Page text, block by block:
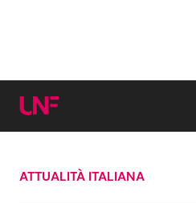
Cerca:
ATTUALITÀ ITALIANA